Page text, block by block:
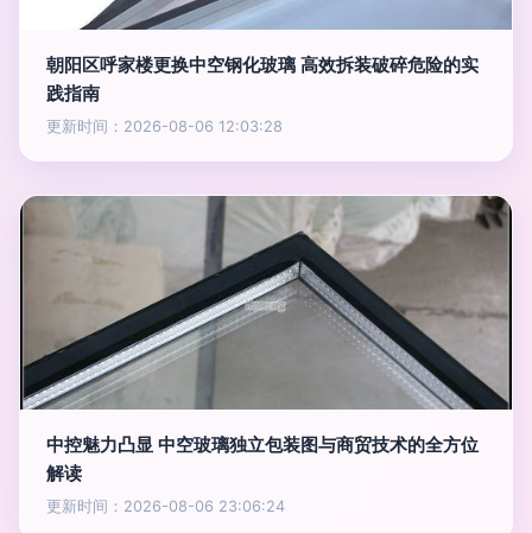
朝阳区呼家楼更换中空钢化玻璃 高效拆装破碎危险的实
践指南
更新时间：2026-08-06 12:03:28
中控魅力凸显 中空玻璃独立包装图与商贸技术的全方位
解读
更新时间：2026-08-06 23:06:24